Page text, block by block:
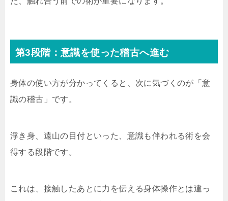
第3段階：意識を使った稽古へ進む
身体の使い方が分かってくると、次に気づくのが「意
識の稽古」です。
浮き身、遠山の目付といった、意識も伴われる術を会
得する段階です。
これは、接触したあとに力を伝える身体操作とは違っ